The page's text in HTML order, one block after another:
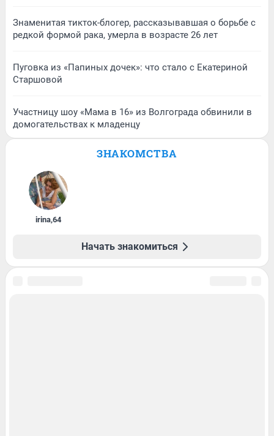
Знаменитая тикток-блогер, рассказывавшая о борьбе с
редкой формой рака, умерла в возрасте 26 лет
Пуговка из «Папиных дочек»: что стало с Екатериной
Старшовой
Участницу шоу «Мама в 16» из Волгограда обвинили в
домогательствах к младенцу
ЗНАКОМСТВА
irina,64
Начать знакомиться